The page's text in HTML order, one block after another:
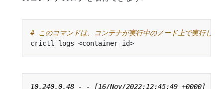
# このコマンドは、コンテナが実行中のノード上で実行して